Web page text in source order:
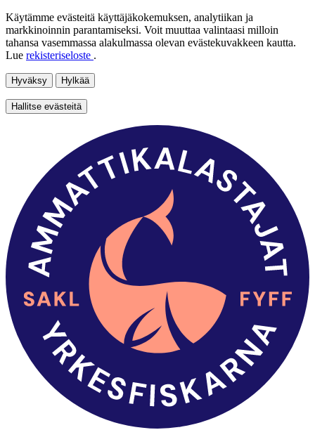
Käytämme evästeitä käyttäjäkokemuksen, analytiikan ja
markkinoinnin parantamiseksi. Voit muuttaa valintaasi milloin
tahansa vasemmassa alakulmassa olevan evästekuvakkeen kautta.
Lue rekisteriseloste .
Hyväksy Hylkää
Hallitse evästeitä